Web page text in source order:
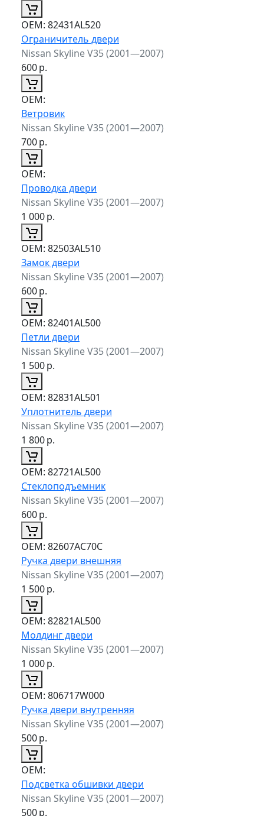
ОЕМ: 82431AL520
Ограничитель двери
Nissan Skyline V35 (2001—2007)
600р.
ОЕМ:
Ветровик
Nissan Skyline V35 (2001—2007)
700р.
ОЕМ:
Проводка двери
Nissan Skyline V35 (2001—2007)
1 000р.
ОЕМ: 82503AL510
Замок двери
Nissan Skyline V35 (2001—2007)
600р.
ОЕМ: 82401AL500
Петли двери
Nissan Skyline V35 (2001—2007)
1 500р.
ОЕМ: 82831AL501
Уплотнитель двери
Nissan Skyline V35 (2001—2007)
1 800р.
ОЕМ: 82721AL500
Стеклоподъемник
Nissan Skyline V35 (2001—2007)
600р.
ОЕМ: 82607AC70C
Ручка двери внешняя
Nissan Skyline V35 (2001—2007)
1 500р.
ОЕМ: 82821AL500
Молдинг двери
Nissan Skyline V35 (2001—2007)
1 000р.
ОЕМ: 806717W000
Ручка двери внутренняя
Nissan Skyline V35 (2001—2007)
500р.
ОЕМ:
Подсветка обшивки двери
Nissan Skyline V35 (2001—2007)
500р.